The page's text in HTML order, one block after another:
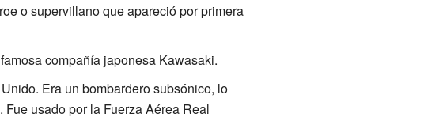
o supervillano que apareció por primera
compañía japonesa Kawasaki.
Era un bombardero subsónico, lo
usado por la Fuerza Aérea Real